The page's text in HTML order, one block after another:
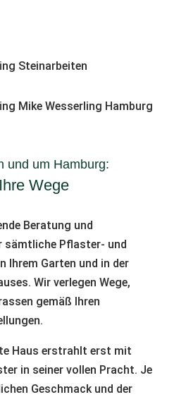
und um Hamburg:
Wege
Beratung und
sämtliche Pflaster- und
Ihrem Garten und in der
Wir verlegen Wege,
gemäß Ihren
Haus erstrahlt erst mit
in seiner vollen Pracht. Je
Geschmack und der